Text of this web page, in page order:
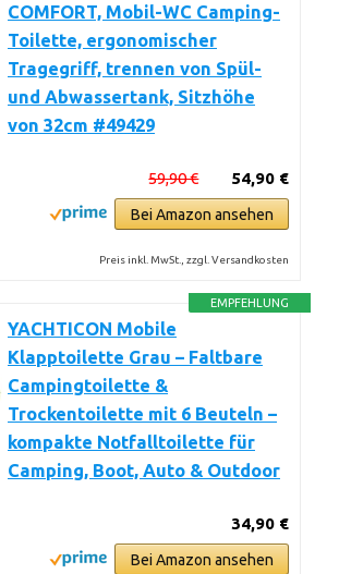
COMFORT, Mobil-WC Camping-
Toilette, ergonomischer
Tragegriff, trennen von Spül-
und Abwassertank, Sitzhöhe
von 32cm #49429
54,90 €
59,90 €
Bei Amazon ansehen
Preis inkl. MwSt., zzgl. Versandkosten
EMPFEHLUNG
YACHTICON Mobile
Klapptoilette Grau – Faltbare
Campingtoilette &
Trockentoilette mit 6 Beuteln –
kompakte Notfalltoilette für
Camping, Boot, Auto & Outdoor
34,90 €
Bei Amazon ansehen